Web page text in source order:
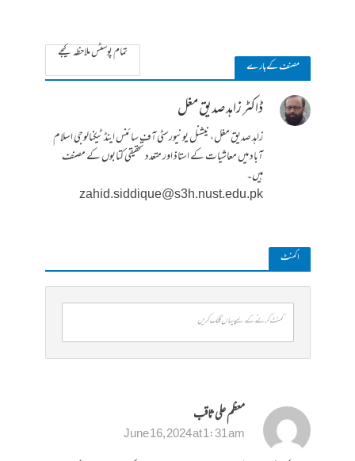
مصنف کے بارے
تمام پوسٹس ملاحظہ کیجے
ڈاکٹر زاہد صدیق مغل
زاہد صدیق مغل، نیشنل یونیورسٹی آف سائنس اینڈ ٹیکنالوجی اسلام
آباد میں معاشیات کے استاذ اور متعدد تحقیقی کتابوں کے مصنف
ہیں۔
zahid.siddique@s3h.nust.edu.pk
ا کمنٹ
کمنٹ کرنے کے لیے یہاں کلک کریں
معظم علی ثاقب
June 16, 2024 at 1:31 am